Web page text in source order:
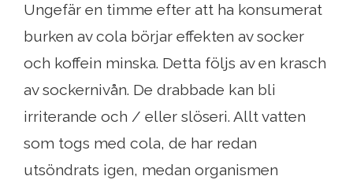
Ungefär en timme efter att ha konsumerat
burken av cola börjar effekten av socker
och koffein minska. Detta följs av en krasch
av sockernivån. De drabbade kan bli
irriterande och / eller slöseri. Allt vatten
som togs med cola, de har redan
utsöndrats igen, medan organismen